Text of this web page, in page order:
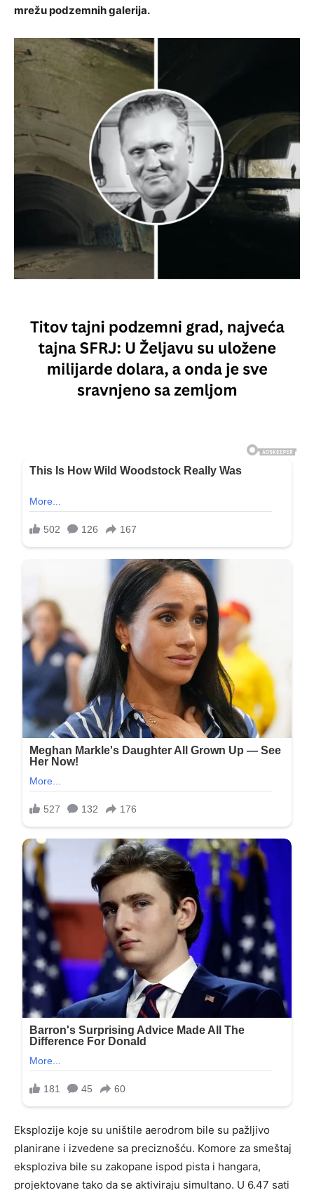
mrežu podzemnih galerija.
Eksplozije koje su uništile aerodrom bile su pažljivo
planirane i izvedene sa preciznošću. Komore za smeštaj
eksploziva bile su zakopane ispod pista i hangara,
projektovane tako da se aktiviraju simultano. U 6.47 sati